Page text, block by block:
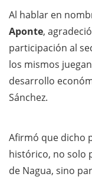
Al hablar en
Aponte,
participación al
los mismos
desarrollo
Sánchez.
Afirmó que dicho
histórico, no solo
de Nagua, sino